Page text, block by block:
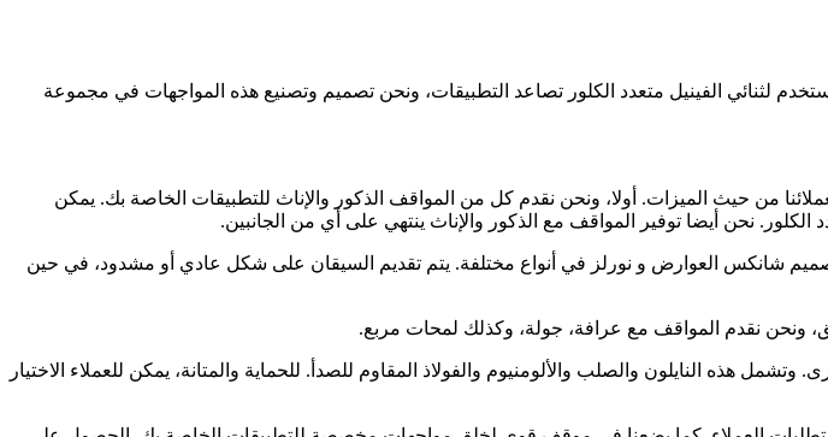
لثنائي الفينيل متعدد الكلور تصاعد التطبيقات، ونحن تصميم وتصنيع هذه المواجهات في مجموعة
من حيث الميزات. أولا، ونحن نقدم كل من المواقف الذكور والإناث للتطبيقات الخاصة بك. يمكن
نحن أيضا توفير المواقف مع الذكور والإناث ينتهي على أي من الجانبين.
شانكس العوارض و نورلز في أنواع مختلفة. يتم تقديم السيقان على شكل عادي أو مشدود، في حين
ونحن نقدم المواقف مع عرافة، جولة، وكذلك لمحات مربع.
هذه النايلون والصلب والألومنيوم والفولاذ المقاوم للصدأ. للحماية والمتانة، يمكن للعملاء الاختيار